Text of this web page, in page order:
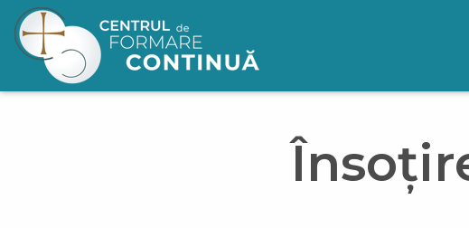
Mergi la conţinutul principal